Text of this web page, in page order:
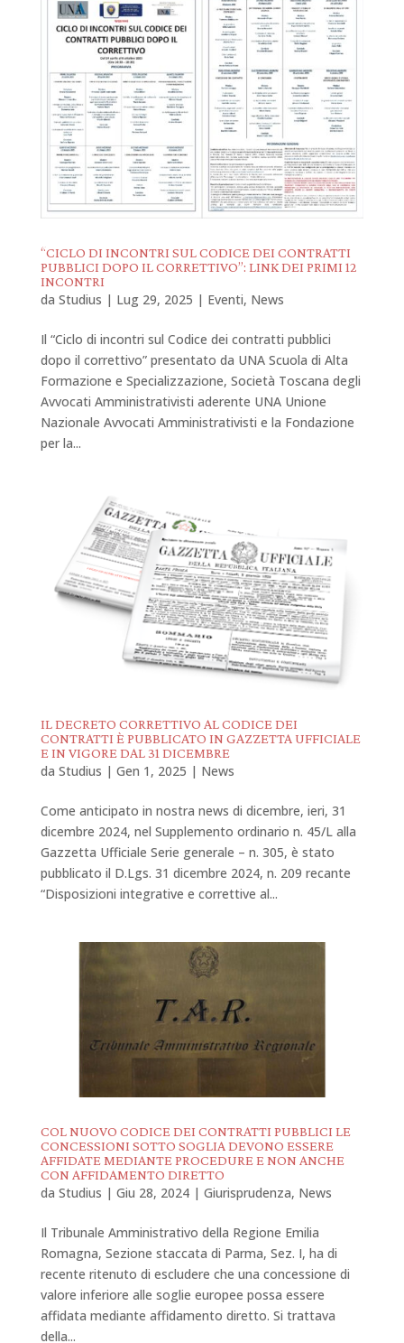
“CICLO DI INCONTRI SUL CODICE DEI CONTRATTI
PUBBLICI DOPO IL CORRETTIVO”: LINK DEI PRIMI 12
INCONTRI
da Studius | Lug 29, 2025 | Eventi, News
Il “Ciclo di incontri sul Codice dei contratti pubblici
dopo il correttivo” presentato da UNA Scuola di Alta
Formazione e Specializzazione, Società Toscana degli
Avvocati Amministrativisti aderente UNA Unione
Nazionale Avvocati Amministrativisti e la Fondazione
per la...
IL DECRETO CORRETTIVO AL CODICE DEI
CONTRATTI È PUBBLICATO IN GAZZETTA UFFICIALE
E IN VIGORE DAL 31 DICEMBRE
da Studius | Gen 1, 2025 | News
Come anticipato in nostra news di dicembre, ieri, 31
dicembre 2024, nel Supplemento ordinario n. 45/L alla
Gazzetta Ufficiale Serie generale – n. 305, è stato
pubblicato il D.Lgs. 31 dicembre 2024, n. 209 recante
“Disposizioni integrative e correttive al...
COL NUOVO CODICE DEI CONTRATTI PUBBLICI LE
CONCESSIONI SOTTO SOGLIA DEVONO ESSERE
AFFIDATE MEDIANTE PROCEDURE E NON ANCHE
CON AFFIDAMENTO DIRETTO
da Studius | Giu 28, 2024| Giurisprudenza, News
Il Tribunale Amministrativo della Regione Emilia
Romagna, Sezione staccata di Parma, Sez. I, ha di
recente ritenuto di escludere che una concessione di
valore inferiore alle soglie europee possa essere
affidata mediante affidamento diretto. Si trattava
della...